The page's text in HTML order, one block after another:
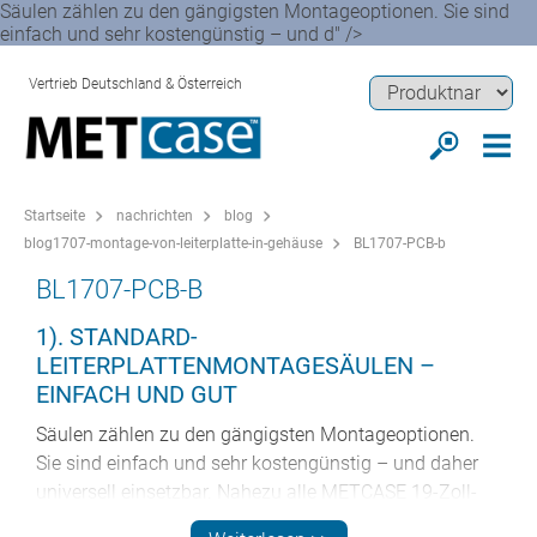
Säulen zählen zu den gängigsten Montageoptionen. Sie sind
einfach und sehr kostengünstig – und d" />
Vertrieb Deutschland & Österreich
Startseite nachrichten
blog
blog1707-montage-von-leiterplatte-in-gehäuse
BL1707-PCB-b
BL1707-PCB-B
1). STANDARD-
LEITERPLATTENMONTAGESÄULEN –
EINFACH UND GUT
Säulen zählen zu den gängigsten Montageoptionen.
Sie sind einfach und sehr kostengünstig – und daher
universell einsetzbar. Nahezu alle METCASE 19-Zoll-
Instrumentengehäuse für die Rackmontage oder als